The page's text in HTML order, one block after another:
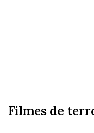
Filmes de